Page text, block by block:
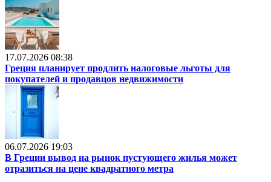
17.07.2026 08:38
Греция планирует продлить налоговые льготы для
покупателей и продавцов недвижимости
06.07.2026 19:03
В Греции вывод на рынок пустующего жилья может
отразиться на цене квадратного метра